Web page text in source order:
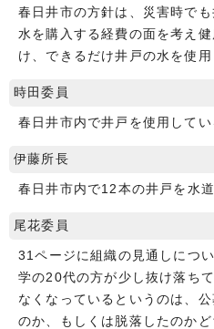
春日井市の方針は、災害時で
水を購入する経費の面を考え
け、できるだけ井戸の水を使
時田委員
春日井市内で井戸を使用してい
伊藤所長
春日井市内で12本の井戸を水
尾花委員
31ページに組織の見通しにつ
学の20代の方が少し抜け落ち
なくなっているというのは、
のか、もしくは脱落したのかど